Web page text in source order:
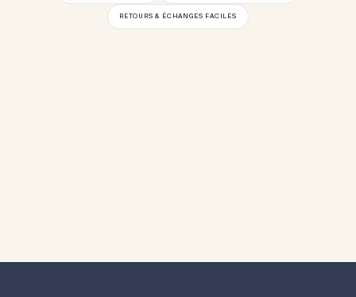
RETOURS & ÉCHANGES FACILES